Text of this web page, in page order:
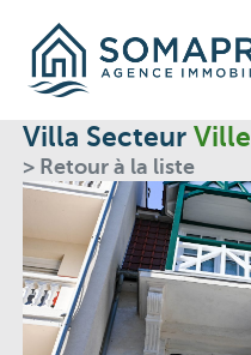
Villa Secteur Ville
> Retour à la liste